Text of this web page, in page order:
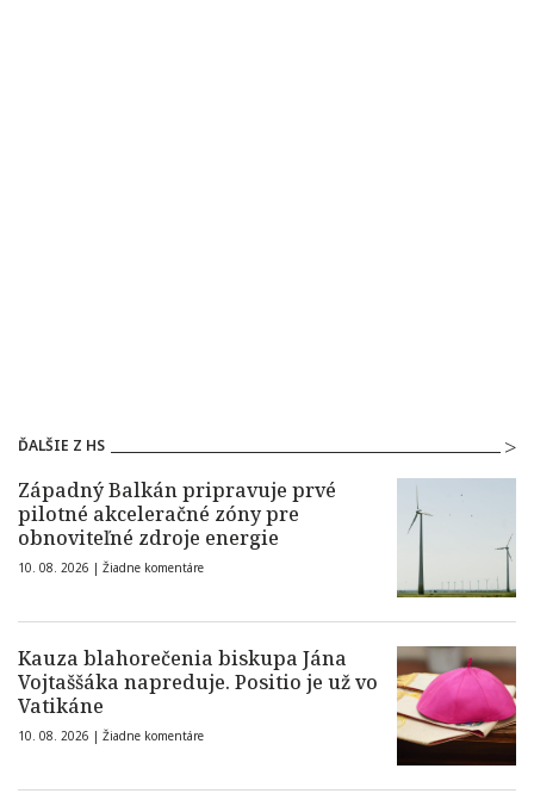
ĎALŠIE Z HS
Západný Balkán pripravuje prvé
pilotné akceleračné zóny pre
obnoviteľné zdroje energie
10. 08. 2026 | Žiadne komentáre
Kauza blahorečenia biskupa Jána
Vojtaššáka napreduje. Positio je už vo
Vatikáne
10. 08. 2026 | Žiadne komentáre